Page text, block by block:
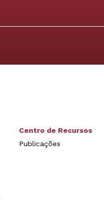
Centro de Recursos
Publicações